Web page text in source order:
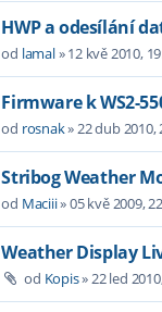
HWP a odesílání
od lamal»12 kvě 2010,
Firmware k WS2-
od rosnak»22 dub 2010,
Stribog Weather
od Maciii»05 kvě 2009,
Weather Display
od Kopis»22 led